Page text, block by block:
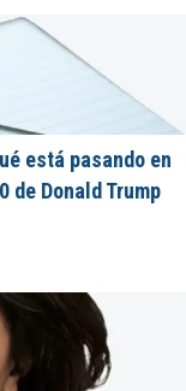
está pasando en
de Donald Trump